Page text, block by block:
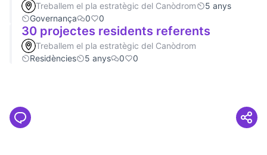
Treballem el pla estratègic del Canòdrom
5 anys
Governança
0 0
30 projectes residents referents
Treballem el pla estratègic del Canòdrom
Residències
5 anys 0 0